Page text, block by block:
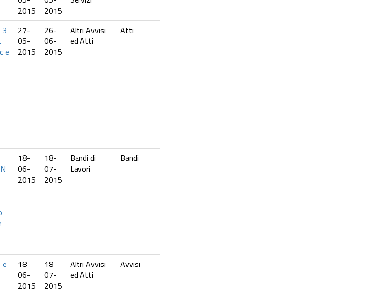
2015
2015
3
e
27-
05-
2015
26-
06-
2015
Altri Avvisi
ed Atti
Atti
18-
06-
2015
18-
07-
2015
Bandi di
Lavori
Bandi
e
18-
06-
2015
18-
07-
2015
Altri Avvisi
ed Atti
Avvisi